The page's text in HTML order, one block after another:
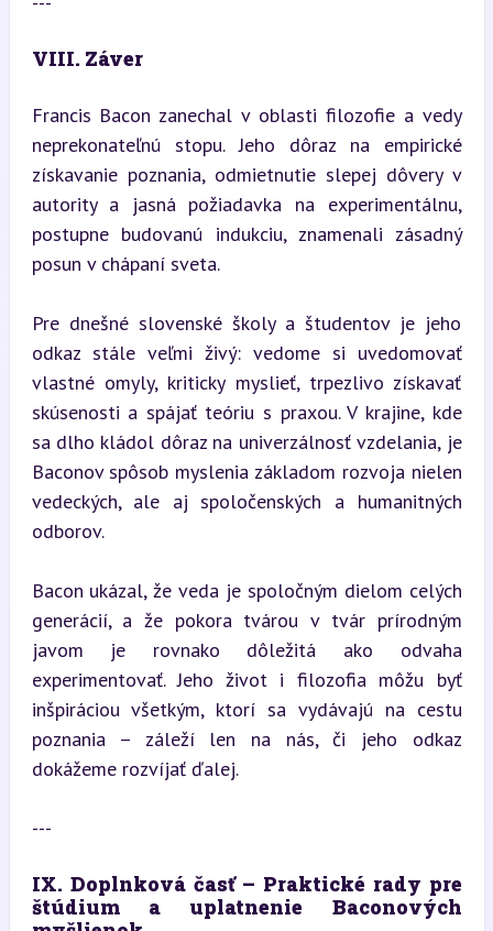
VIII. Záver
Francis Bacon zanechal v oblasti filozofie a vedy
neprekonateľnú stopu. Jeho dôraz na empirické
získavanie poznania, odmietnutie slepej dôvery v
autority a jasná požiadavka na experimentálnu,
postupne budovanú indukciu, znamenali zásadný
posun v chápaní sveta.
Pre dnešné slovenské školy a študentov je jeho
odkaz stále veľmi živý: vedome si uvedomovať
vlastné omyly, kriticky myslieť, trpezlivo získavať
skúsenosti a spájať teóriu s praxou. V krajine, kde
sa dlho kládol dôraz na univerzálnosť vzdelania, je
Baconov spôsob myslenia základom rozvoja nielen
vedeckých, ale aj spoločenských a humanitných
odborov.
Bacon ukázal, že veda je spoločným dielom celých
generácií, a že pokora tvárou v tvár prírodným
javom je rovnako dôležitá ako odvaha
experimentovať. Jeho život i filozofia môžu byť
inšpiráciou všetkým, ktorí sa vydávajú na cestu
poznania – záleží len na nás, či jeho odkaz
dokážeme rozvíjať ďalej.
---
IX. Doplnková časť – Praktické rady pre
štúdium a uplatnenie Baconových